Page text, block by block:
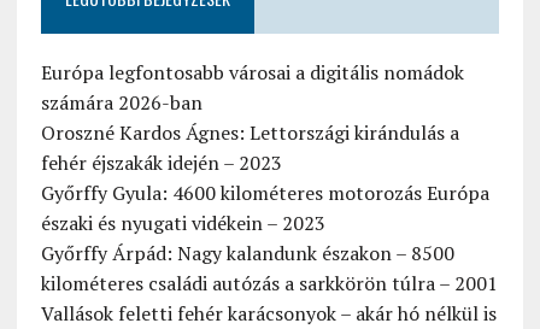
Európa legfontosabb városai a digitális nomádok
számára 2026-ban
Oroszné Kardos Ágnes: Lettországi kirándulás a
fehér éjszakák idején – 2023
Győrffy Gyula: 4600 kilométeres motorozás Európa
északi és nyugati vidékein – 2023
Győrffy Árpád: Nagy kalandunk északon – 8500
kilométeres családi autózás a sarkkörön túlra – 2001
Vallások feletti fehér karácsonyok – akár hó nélkül is